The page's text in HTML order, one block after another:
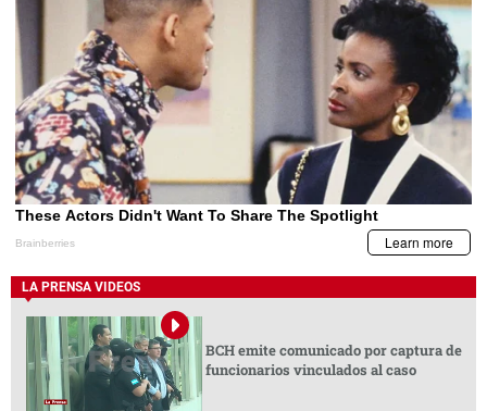
LA PRENSA VIDEOS
BCH emite comunicado por captura de
funcionarios vinculados al caso